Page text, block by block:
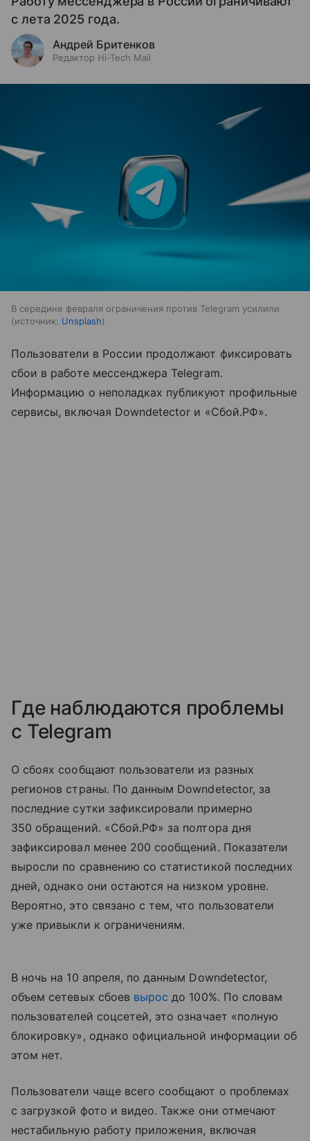
с лета 2025 года.
Андрей Бритенков
Редактор Hi-Tech Mail
В середине февраля ограничения против Telegram усилили
источник: Unsplash
Пользователи в России продолжают фиксировать
сбои в работе мессенджера Telegram.
Информацию о неполадках публикуют профильные
сервисы, включая Downdetector и «Сбой.РФ».
Где наблюдаются проблемы
с Telegram
О сбоях сообщают пользователи из разных
регионов страны. По данным Downdetector, за
последние сутки зафиксировали примерно
350 обращений. «Сбой.РФ» за полтора дня
зафиксировал менее 200 сообщений. Показатели
выросли по сравнению со статистикой последних
дней, однако они остаются на низком уровне.
Вероятно, это связано с тем, что пользователи
уже привыкли к ограничениям.
В ночь на 10 апреля, по данным Downdetector,
объем сетевых сбоев вырос до 100%. По словам
пользователей соцсетей, это означает «полную
блокировку», однако официальной информации об
этом нет.
Пользователи чаще всего сообщают о проблемах
с загрузкой фото и видео. Также они отмечают
нестабильную работу приложения, включая